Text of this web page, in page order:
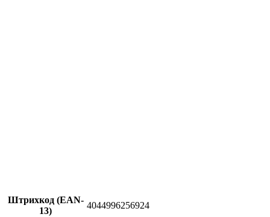
Штрихкод (EAN-
13)
4044996256924